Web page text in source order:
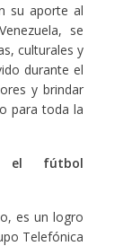
su aporte al
se
culturales y
durante el
y brindar
para toda la
el fútbol
es un logro
Telefónica